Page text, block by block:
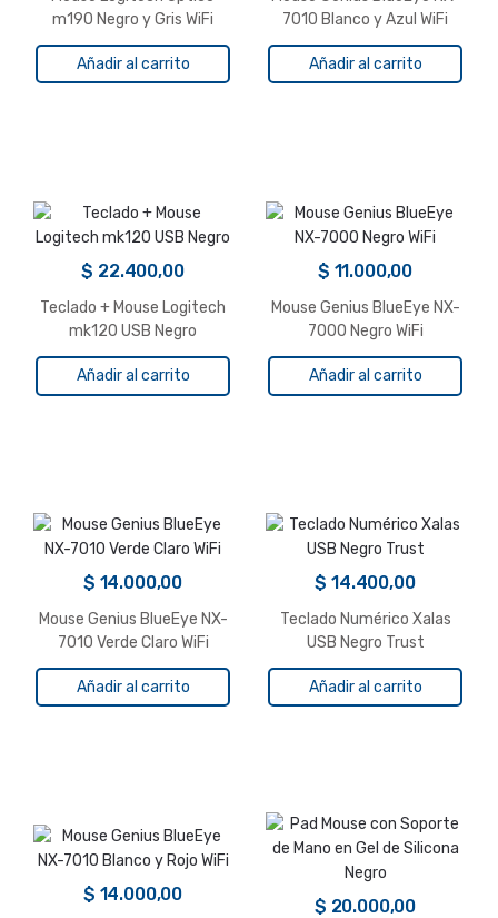
m190 Negro y Gris WiFi
Añadir al carrito
7010 Blanco y Azul WiFi
Añadir al carrito
$ 22.400,00
Teclado + Mouse Logitech
mk120 USB Negro
Añadir al carrito
$ 11.000,00
Mouse Genius BlueEye NX-
7000 Negro WiFi
Añadir al carrito
$ 14.000,00
Mouse Genius BlueEye NX-
7010 Verde Claro WiFi
Añadir al carrito
$ 14.400,00
Teclado Numérico Xalas
USB Negro Trust
Añadir al carrito
$ 14.000,00
$ 20.000,00